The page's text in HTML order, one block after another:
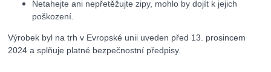
Netahejte ani nepřetěžujte zipy, mohlo by dojít k jejich
poškození.
Výrobek byl na trh v Evropské unii uveden před 13. prosincem
2024 a splňuje platné bezpečnostní předpisy.